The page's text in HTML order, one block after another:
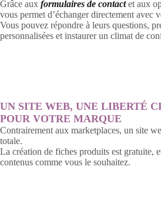
Grâce aux formulaires de contactet aux
vous permet d’échanger directement avec
Vous pouvez répondre à leurs questions,
personnalisées et instaurer un climat de
UN SITE WEB, UNE LIBERTÉ
POUR VOTRE MARQUE
Contrairement aux marketplaces, un site
totale.
La création de fiches produits est gratuite,
contenus comme vous le souhaitez.